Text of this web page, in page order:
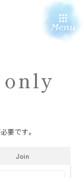
Menu
要です。
Join